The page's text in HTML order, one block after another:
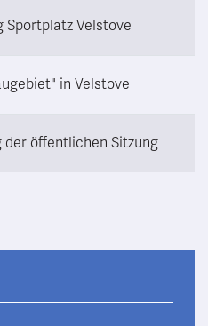
Sportplatz Velstove
in Velstove
der öffentlichen Sitzung